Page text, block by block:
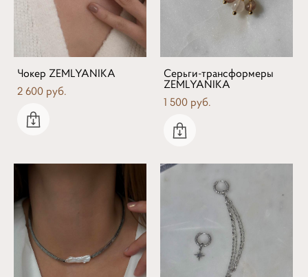
Чокер ZEMLYANIKA
2 600 pуб.
Серьги-трансформеры
ZEMLYANIKA
1 500 pуб.